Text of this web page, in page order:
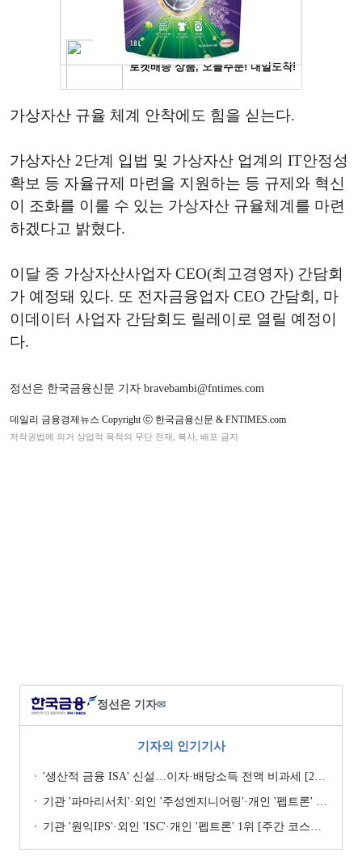
가상자산 규율 체계 안착에도 힘을 싣는다.
가상자산 2단계 입법 및 가상자산 업계의 IT안정성
확보 등 자율규제 마련을 지원하는 등 규제와 혁신
이 조화를 이룰 수 있는 가상자산 규율체계를 마련
하겠다고 밝혔다.
이달 중 가상자산사업자 CEO(최고경영자) 간담회
가 예정돼 있다. 또 전자금융업자 CEO 간담회, 마
이데이터 사업자 간담회도 릴레이로 열릴 예정이
다.
정선은 한국금융신문 기자 bravebambi@fntimes.com
데일리 금융경제뉴스 Copyright ⓒ 한국금융신문 & FNTIMES.com
저작권법에 의거 상업적 목적의 무단 전재, 복사, 배포 금지
정선은 기자✉
기자의 인기기사
'생산적 금융 ISA' 신설…이자·배당소득 전액 비과세 [2026 세제개편안]
기관 '파마리서치'·외인 '주성엔지니어링'·개인 '펩트론' 1위 [주간 코스닥 순매수- 2026년 7월27일~7월31일]
기관 '원익IPS'·외인 'ISC'·개인 '펩트론' 1위 [주간 코스닥 순매수- 2026년 7월6일~7월10일]